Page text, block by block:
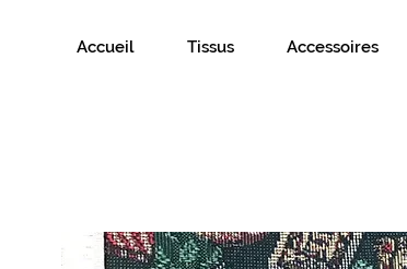
Accueil Tissus Accessoires